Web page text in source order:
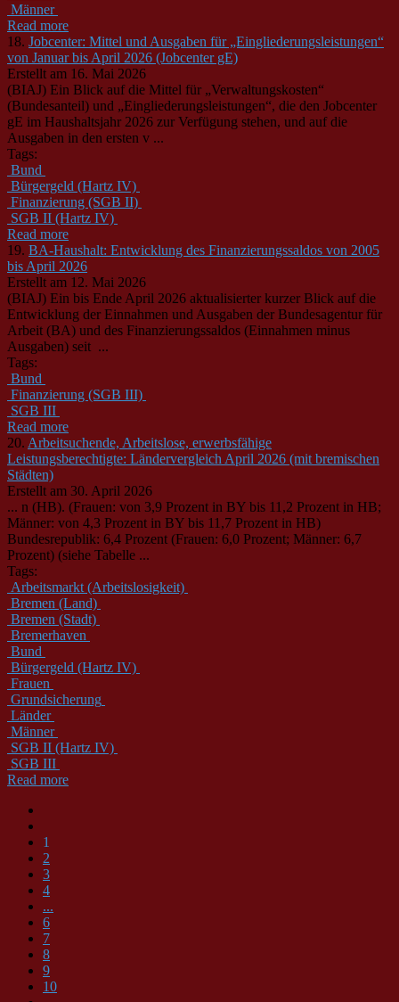
Männer
Read more
18. Jobcenter: Mittel und Ausgaben für „Eingliederungsleistungen“
von Januar bis April 2026 (Jobcenter gE)
Erstellt am 16. Mai 2026
(BIAJ) Ein Blick auf die Mittel für „Verwaltungskosten“
(Bundesanteil) und „Eingliederungsleistungen“, die den Jobcenter
gE im Haushaltsjahr 2026 zur Verfügung stehen, und auf die
Ausgaben in den ersten v ...
Tags:
Bund
Bürgergeld (Hartz IV)
Finanzierung (SGB II)
SGB II (Hartz IV)
Read more
19. BA-Haushalt: Entwicklung des Finanzierungssaldos von 2005
bis April 2026
Erstellt am 12. Mai 2026
(BIAJ) Ein bis Ende April 2026 aktualisierter kurzer Blick auf die
Entwicklung der Einnahmen und Ausgaben der Bundesagentur für
Arbeit (BA) und des Finanzierungssaldos (Einnahmen minus
Ausgaben) seit ...
Tags:
Bund
Finanzierung (SGB III)
SGB III
Read more
20. Arbeitsuchende, Arbeitslose, erwerbsfähige
Leistungsberechtigte: Ländervergleich April 2026 (mit bremischen
Städten)
Erstellt am 30. April 2026
... n (HB). (Frauen: von 3,9 Prozent in BY bis 11,2 Prozent in HB;
Männer: von 4,3 Prozent in BY bis 11,7 Prozent in HB)
Bundesrepublik: 6,4 Prozent (Frauen: 6,0 Prozent; Männer: 6,7
Prozent) (siehe Tabelle ...
Tags:
Arbeitsmarkt (Arbeitslosigkeit)
Bremen (Land)
Bremen (Stadt)
Bremerhaven
Bund
Bürgergeld (Hartz IV)
Frauen
Grundsicherung
Länder
Männer
SGB II (Hartz IV)
SGB III
Read more
1
2
3
4
...
6
7
8
9
10